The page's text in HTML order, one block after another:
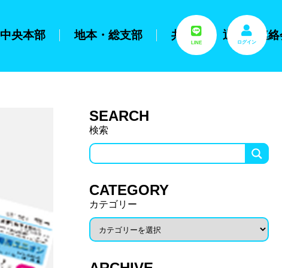
中央本部 地本・総支部 共済 退職者連絡
LINE ログイン
SEARCH
検索
CATEGORY
カテゴリー